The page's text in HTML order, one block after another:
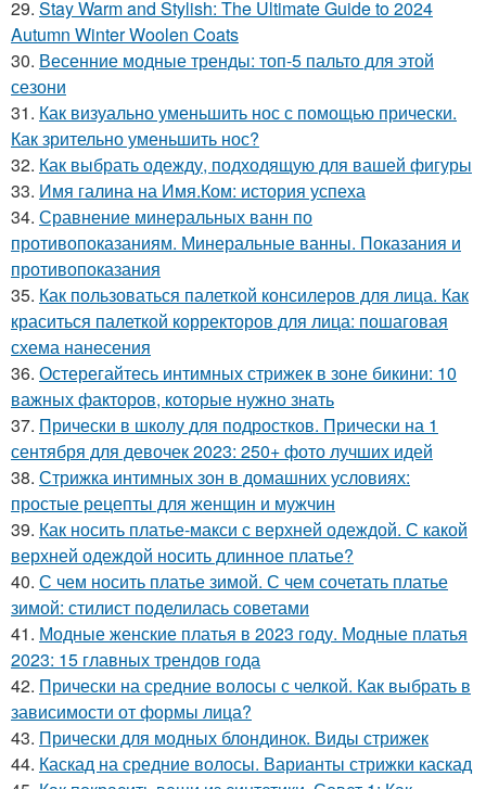
29. Stay Warm and Stylish: The Ultimate Guide to 2024
Autumn Winter Woolen Coats
30. Весенние модные тренды: топ-5 пальто для этой
сезони
31. Как визуально уменьшить нос с помощью прически.
Как зрительно уменьшить нос?
32. Как выбрать одежду, подходящую для вашей фигуры
33. Имя галина на Имя.Ком: история успеха
34. Сравнение минеральных ванн по
противопоказаниям. Минеральные ванны. Показания и
противопоказания
35. Как пользоваться палеткой консилеров для лица. Как
краситься палеткой корректоров для лица: пошаговая
схема нанесения
36. Остерегайтесь интимных стрижек в зоне бикини: 10
важных факторов, которые нужно знать
37. Прически в школу для подростков. Прически на 1
сентября для девочек 2023: 250+ фото лучших идей
38. Стрижка интимных зон в домашних условиях:
простые рецепты для женщин и мужчин
39. Как носить платье-макси с верхней одеждой. С какой
верхней одеждой носить длинное платье?
40. С чем носить платье зимой. С чем сочетать платье
зимой: стилист поделилась советами
41. Модные женские платья в 2023 году. Модные платья
2023: 15 главных трендов года
42. Прически на средние волосы с челкой. Как выбрать в
зависимости от формы лица?
43. Прически для модных блондинок. Виды стрижек
44. Каскад на средние волосы. Варианты стрижки каскад